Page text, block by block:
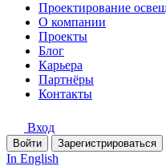
Проектирование
О компании
Проекты
Блог
Карьера
Партнёры
Контакты
Вход
Войти Зарегистрироваться
In English